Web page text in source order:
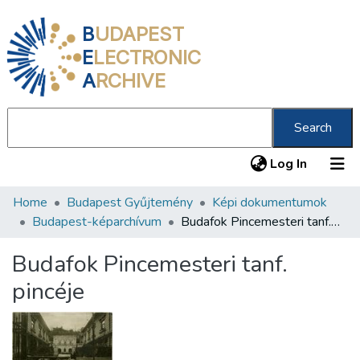
BUDAPEST
ELECTRONIC
ARCHIVE
Search
Log In (current)
Communities & Collections
Statistics
About us
Home Budapest Gyűjtemény
Képi dokumentumok
Budapest-képarchívum
Budafok Pincemesteri tanf. pincéje
Budafok Pincemesteri tanf.
pincéje